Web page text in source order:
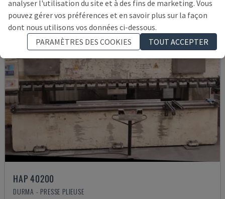
HAP 40200
DURMA - PRESSE PLIEUSE
analyser l'utilisation du site et à des fins de marketing. Vous
pouvez gérer vos préférences et en savoir plus sur la façon
dont nous utilisons vos données ci-dessous.
PARAMÈTRES DES COOKIES
TOUT ACCEPTER